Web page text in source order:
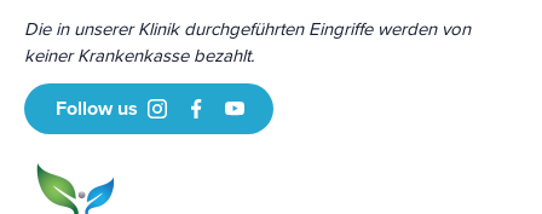
Die in unserer Klinik durchgeführten Eingriffe werden von
keiner Krankenkasse bezahlt.
Follow us